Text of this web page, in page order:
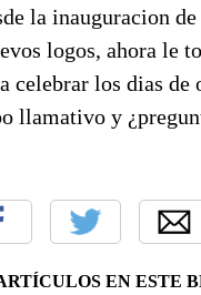
la inauguracion
logos, ahora le
celebrar los dias de
llamativo y
EN ESTE